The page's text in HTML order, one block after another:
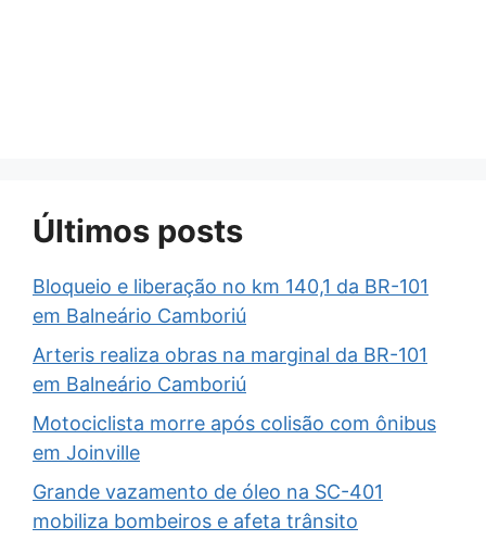
Últimos posts
Bloqueio e liberação no km 140,1 da BR-101
em Balneário Camboriú
Arteris realiza obras na marginal da BR-101
em Balneário Camboriú
Motociclista morre após colisão com ônibus
em Joinville
Grande vazamento de óleo na SC-401
mobiliza bombeiros e afeta trânsito